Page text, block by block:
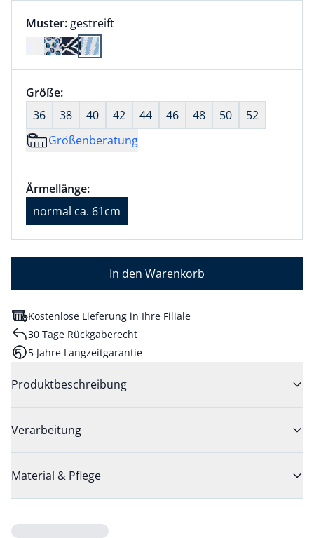
Muster: gestreift
Größenauswahl:
Größe:nichts ausgewählt
36
38 40 42 44 46 48 50
52
Größenberatung
Größenauswahl:
Ärmellänge:aktuell ausgewählt: normal ca. 61cm
Ärmellänge normal ca. 61cm ausgewählt
normal ca. 61cm
In den Warenkorb
Kostenlose Lieferung in Ihre Filiale
30 Tage Rückgaberecht
5 Jahre Langzeitgarantie
Produktbeschreibung
Verarbeitung
Material & Pflege